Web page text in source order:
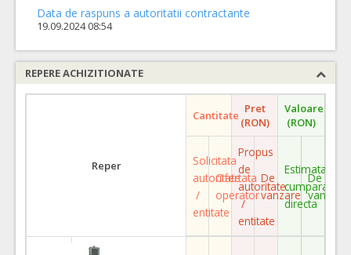
Data de raspuns a autoritatii contractante
19.09.2024 08:54
REPERE ACHIZITIONATE
Reper
Cantitate Pret
(RON)
Valoare
(RON)
Solicitata
autoritate
/
entitate
Ofertata
operator
Propus
de
autoritate
/
entitate
De
vanzare
Estimata
cumparare
directa
De
vanzare